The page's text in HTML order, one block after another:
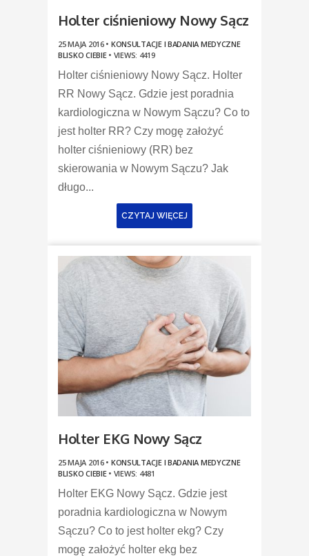
Holter ciśnieniowy Nowy Sącz
25 MAJA 2016 • KONSULTACJE I BADANIA MEDYCZNE
BLISKO CIEBIE• VIEWS: 4419
Holter ciśnieniowy Nowy Sącz. Holter
RR Nowy Sącz. Gdzie jest poradnia
kardiologiczna w Nowym Sączu? Co to
jest holter RR? Czy mogę założyć
holter ciśnieniowy (RR) bez
skierowania w Nowym Sączu? Jak
długo...
CZYTAJ WIĘCEJ
Holter EKG Nowy Sącz
25 MAJA 2016 • KONSULTACJE I BADANIA MEDYCZNE
BLISKO CIEBIE• VIEWS: 4481
Holter EKG Nowy Sącz. Gdzie jest
poradnia kardiologiczna w Nowym
Sączu? Co to jest holter ekg? Czy
mogę założyć holter ekg bez